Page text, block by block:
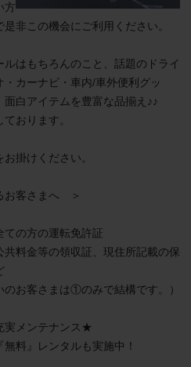
方
非この機会にご利用ください。
はもちろんのこと、話題のドライ
カーナビ・車内/車外便利グッ
白アイテムを豊富な品揃え♪♪
おります。
掛けください。
客さまへ　＞
の方の運転免許証
料金等の領収証、現住所記載の保
のお客さまは①のみで結構です。）
実メンテナンス★
料』レンタルも実施中！